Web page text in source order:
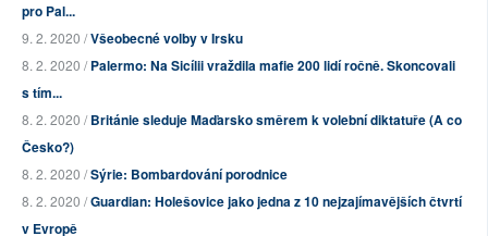
pro Pal...
9. 2. 2020 /Všeobecné volby v Irsku
8. 2. 2020 /Palermo: Na Sicílii vraždila mafie 200 lidí ročně. Skoncovali
s tím...
8. 2. 2020 /Británie sleduje Maďarsko směrem k volební diktatuře (A co
Česko?)
8. 2. 2020 /Sýrie: Bombardování porodnice
8. 2. 2020 /Guardian: Holešovice jako jedna z 10 nejzajímavějších čtvrtí
v Evropě